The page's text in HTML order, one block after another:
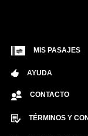
MIS PASAJES
AYUDA
CONTACTO
TÉRMINOS Y